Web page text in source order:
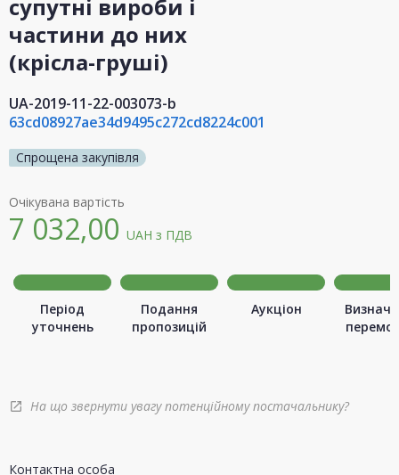
супутні вироби і
частини до них
(крісла-груші)
UA-2019-11-22-003073-b
63cd08927ae34d9495c272cd8224c001
Спрощена закупівля
Очікувана вартість
7 032,00 UAH з ПДВ
Період
уточнень
Подання
пропозицій
Аукціон
open_in_new На що звернути увагу потенційному постачальнику?
Контактна особа